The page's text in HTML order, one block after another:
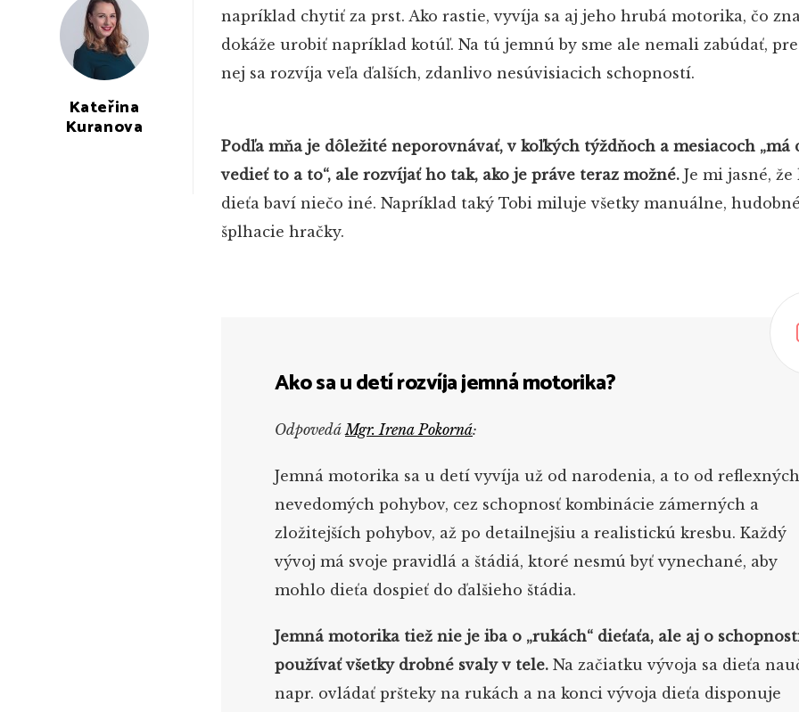
Kateřina
Kuranova
napríklad chytiť za prst. Ako rastie, vyvíja sa aj jeho hrubá motorika, čo
dokáže urobiť napríklad kotúľ. Na tú jemnú by sme ale nemali zabúdať,
nej sa rozvíja veľa ďalších, zdanlivo nesúvisiacich schopností.
Podľa mňa je dôležité neporovnávať, v koľkých týždňoch a mesiacoch „má
vedieť to a to“, ale rozvíjať ho tak, ako je práve teraz možné. Je mi jasné, že
dieťa baví niečo iné. Napríklad taký Tobi miluje všetky manuálne,
šplhacie hračky.
Ako sa u detí rozvíja jemná motorika?
OdpovedáMgr. Irena Pokorná:
Jemná motorika sa u detí vyvíja už od narodenia, a to od reflexných
nevedomých pohybov, cez schopnosť kombinácie zámerných a
zložitejších pohybov, až po detailnejšiu a realistickú kresbu. Každý
vývoj má svoje pravidlá a štádiá, ktoré nesmú byť vynechané, aby
mohlo dieťa dospieť do ďalšieho štádia.
Jemná motorika tiež nie je iba o „rukách“ dieťaťa, ale aj o
používať všetky drobné svaly v tele. Na začiatku vývoja sa dieťa
napr. ovládať pršteky na rukách a na konci vývoja dieťa disponuje